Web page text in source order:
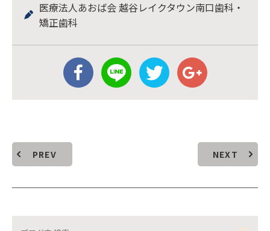
医療法人あおば会 越谷レイクタウン南口歯科・
矯正歯科
PREV NEXT